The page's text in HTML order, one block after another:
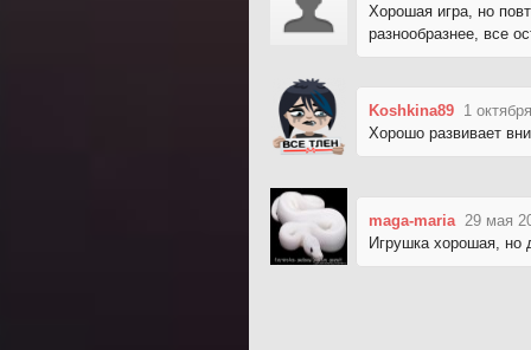
Хорошая игра, но
разнообразнее, все
Koshkina89 1
Хорошо развивает
maga-maria 29 мая
Игрушка хорошая, но